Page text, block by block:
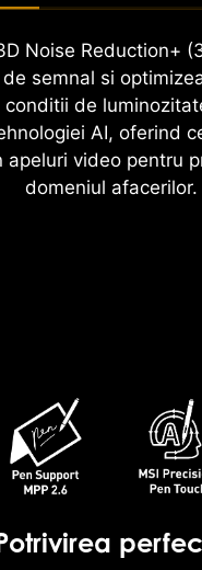
Noise Reduction+
semnal si
conditii de
AI, oferind
apeluri video pentru
domeniul afacerilor.